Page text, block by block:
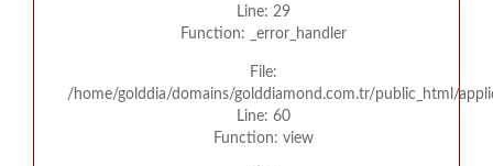
Line: 29
Function: _error_handler
File:
/home/golddia/domains/golddiamond.com.tr/public_html/
Line: 60
Function: view